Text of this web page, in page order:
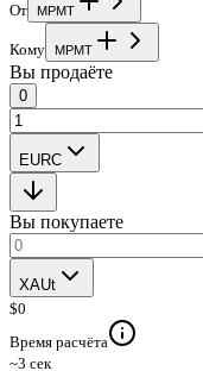
От MPMT
Кому MPMT
Вы продаёте
0
EURC
Вы покупаете
XAUt
$0
Время расчёта
~3 сек